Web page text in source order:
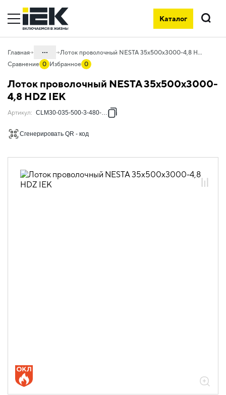
Каталог
Поиск
Главная ...
05. Системы для прокладки кабеля
05.04 Кабельные лотки и аксессуары
проволочные NESTA
NESTA
05.04.03.01.03 Лотки проволочные
NESTA горячеоцинкованная сталь
Лоток проволочный NESTA 35х500х3000-4,8 HDZ IEK
Сравнение 0 Избранное 0
Лоток проволочный NESTA 35х500х3000-
4,8 HDZ IEK
Артикул: CLM30-035-500-3-480-HDZ
Сгенерировать QR - код